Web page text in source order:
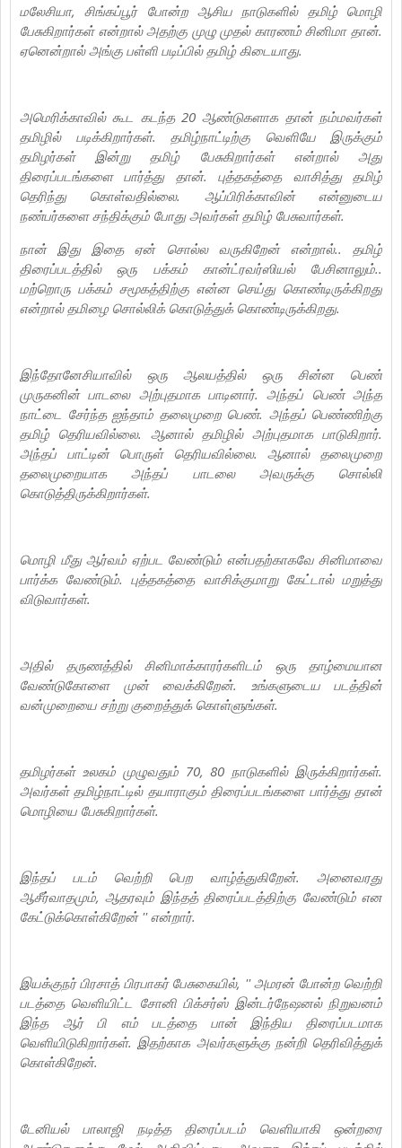
மலேசியா, சிங்கப்பூர் போன்ற ஆசிய நாடுகளில் தமிழ் மொழி
பேசுகிறார்கள் என்றால் அதற்கு முழு முதல் காரணம் சினிமா தான்.
ஏனென்றால் அங்கு பள்ளி படிப்பில் தமிழ் கிடையாது.
அமெரிக்காவில் கூட கடந்த 20 ஆண்டுகளாக தான் நம்மவர்கள்
தமிழில் படிக்கிறார்கள். தமிழ்நாட்டிற்கு வெளியே இருக்கும்
தமிழர்கள் இன்று தமிழ் பேசுகிறார்கள் என்றால் அது
திரைப்படங்களை பார்த்து தான். புத்தகத்தை வாசித்து தமிழ்
தெரிந்து கொள்வதில்லை. ஆப்பிரிக்காவின் என்னுடைய
நண்பர்களை சந்திக்கும் போது அவர்கள் தமிழ் பேசுவார்கள்.
நான் இது இதை ஏன் சொல்ல வருகிறேன் என்றால்.. தமிழ்
திரைப்படத்தில் ஒரு பக்கம் கான்ட்ரவர்ஸியல் பேசினாலும்..
மற்றொரு பக்கம் சமூகத்திற்கு என்ன செய்து கொண்டிருக்கிறது
என்றால் தமிழை சொல்லிக் கொடுத்துக் கொண்டிருக்கிறது.
இந்தோனேசியாவில் ஒரு ஆலயத்தில் ஒரு சின்ன பெண்
முருகனின் பாடலை அற்புதமாக பாடினார். அந்தப் பெண் அந்த
நாட்டை சேர்ந்த ஐந்தாம் தலைமுறை பெண். அந்தப் பெண்ணிற்கு
தமிழ் தெரியவில்லை. ஆனால் தமிழில் அற்புதமாக பாடுகிறார்.
அந்தப் பாட்டின் பொருள் தெரியவில்லை. ஆனால் தலைமுறை
தலைமுறையாக அந்தப் பாடலை அவருக்கு சொல்லி
கொடுத்திருக்கிறார்கள்.
மொழி மீது ஆர்வம் ஏற்பட வேண்டும் என்பதற்காகவே சினிமாவை
பார்க்க வேண்டும். புத்தகத்தை வாசிக்குமாறு கேட்டால் மறுத்து
விடுவார்கள்.
அதில் தருணத்தில் சினிமாக்காரர்களிடம் ஒரு தாழ்மையான
வேண்டுகோளை முன் வைக்கிறேன். உங்களுடைய படத்தின்
வன்முறையை சற்று குறைத்துக் கொள்ளுங்கள்.
தமிழர்கள் உலகம் முழுவதும் 70, 80 நாடுகளில் இருக்கிறார்கள்.
அவர்கள் தமிழ்நாட்டில் தயாராகும் திரைப்படங்களை பார்த்து தான்
மொழியை பேசுகிறார்கள்.
இந்தப் படம் வெற்றி பெற வாழ்த்துகிறேன். அனைவரது
ஆசீர்வாதமும், ஆதரவும் இந்தத் திரைப்படத்திற்கு வேண்டும் என
கேட்டுக்கொள்கிறேன் '' என்றார்.
இயக்குநர் பிரசாத் பிரபாகர் பேசுகையில், '' அமரன் போன்ற வெற்றி
படத்தை வெளியிட்ட சோனி பிக்சர்ஸ் இன்டர்நேஷனல் நிறுவனம்
இந்த ஆர் பி எம் படத்தை பான் இந்திய திரைப்படமாக
வெளியிடுகிறார்கள். இதற்காக அவர்களுக்கு நன்றி தெரிவித்துக்
கொள்கிறேன்.
டேனியல் பாலாஜி நடித்த திரைப்படம் வெளியாகி ஒன்றரை